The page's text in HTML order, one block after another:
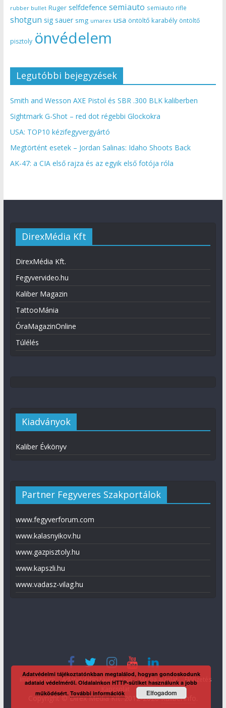
rubber bullet Ruger selfdefence semiauto semiauto rifle
shotgun sig sauer smg umarex usa öntöltő karabély öntöltő
pisztoly önvédelem
Legutóbbi bejegyzések
Smith and Wesson AXE Pistol és SBR .300 BLK kaliberben
Sightmark G-Shot – red dot régebbi Glockokra
USA: TOP10 kézifegyvergyártó
Megtörtént esetek – Jordan Salinas: Idaho Shoots Back
AK-47: a CIA első rajza és az egyik első fotója róla
DirexMédia Kft
DirexMédia Kft.
Fegyvervideo.hu
Kaliber Magazin
TattooMánia
ÓraMagazinOnline
Túlélés
Kiadványok
Kaliber Évkönyv
Partner Fegyveres Szakportálok
www.fegyverforum.com
www.kalasnyikov.hu
www.gazpisztoly.hu
www.kapszli.hu
www.vadasz-vilag.hu
Impresszum Adatvédelmi tájékoztató Média ajánlat
Előfizetés
Copyright © Direx Média Kft. 2012-2026KaliberInfo
Adatvédelmi tájékoztatónkban megtalálod, hogyan gondoskodunk
adataid védelméről. Oldalainkon HTTP-sütiket használunk a jobb
működésért.További információk Elfogadom